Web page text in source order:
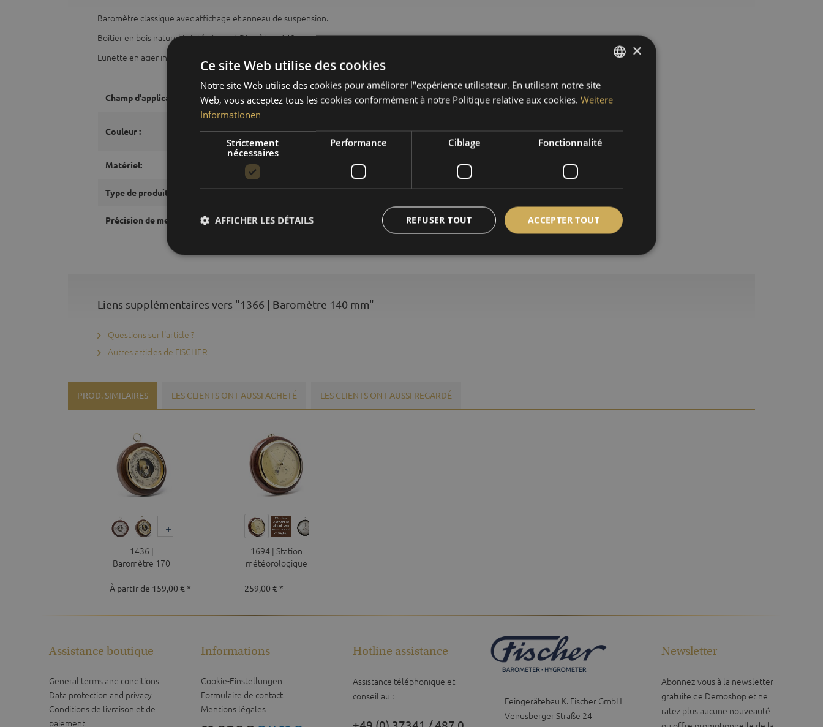
Baromètre classique avec affichage et anneau de suspension.
Boîtier en bois naturel teinté et verni. Diamètre : 140 mm.
Lunette en acier inoxydable poli ou laiton diamanté.
Champ d'application: à l'intérieur
Couleur :
acajou
Matériel: bois, inox, laiton
Type de produit: baromètres
Précision de mesure baromètres :
Liens supplémentaires vers "1366 | Baromètre 140 mm"
Questions sur l'article ?
Autres articles de FISCHER
PROD. SIMILAIRES LES CLIENTS ONT AUSSI ACHETÉ LES CLIENTS ONT AUSSI REGARDÉ
1436 |
Baromètre 170
À partir de 159,00 € *
1694 | Station
météorologique
259,00 € *
Feingerätebau K. Fischer GmbH
Venusberger Straße 24
Assistance boutique
General terms and conditions
Data protection and privacy
Conditions de livraison et de
paiement
Informations
Cookie-Einstellungen
Formulaire de contact
Mentions légales
Hotline assistance
Assistance téléphonique et
conseil au :
Newsletter
Abonnez-vous à la newsletter
gratuite de Demoshop et ne
ratez plus aucune nouveauté
ENGLISH
×
Ce site Web utilise des cookies
Notre site Web utilise des cookies pour améliorer l"expérience utilisateur. En utilisant notre site
Web, vous acceptez tous les cookies conformément à notre Politique relative aux cookies. Weitere
Informationen
Strictement
nécessaires
Performance Ciblage Fonctionnalité
ACCEPTER TOUT
REFUSER TOUT
AFFICHER LES DÉTAILS